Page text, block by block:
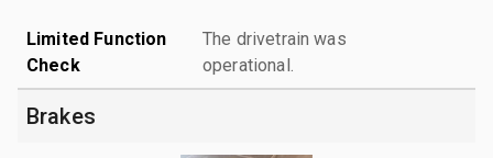
Limited Function
Check
The drivetrain was
operational.
Brakes